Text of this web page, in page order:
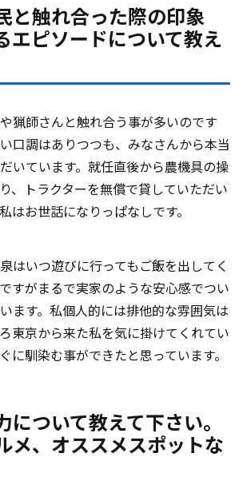
と触れ合った際の印象
エピソードについて教え
猟師さんと触れ合う事が多いのです
口調はありつつも、みなさんから本当
いています。就任直後から農機具の操
、トラクターを無償で貸していただい
はお世話になりっぱなしです。
はいつ遊びに行ってもご飯を出してく
すがまるで実家のような安心感でつい
ます。私個人的には排他的な雰囲気は
東京から来た私を気に掛けてくれてい
に馴染む事ができたと思っています。
について教えて下さい。
メ、オススメスポットな